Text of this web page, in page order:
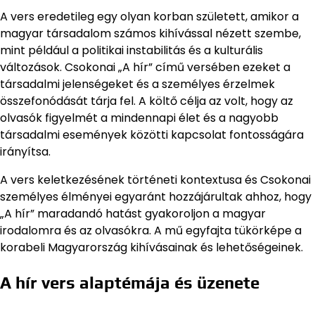
A vers eredetileg egy olyan korban született, amikor a
magyar társadalom számos kihívással nézett szembe,
mint például a politikai instabilitás és a kulturális
változások. Csokonai „A hír” című versében ezeket a
társadalmi jelenségeket és a személyes érzelmek
összefonódását tárja fel. A költő célja az volt, hogy az
olvasók figyelmét a mindennapi élet és a nagyobb
társadalmi események közötti kapcsolat fontosságára
irányítsa.
A vers keletkezésének történeti kontextusa és Csokonai
személyes élményei egyaránt hozzájárultak ahhoz, hogy
„A hír” maradandó hatást gyakoroljon a magyar
irodalomra és az olvasókra. A mű egyfajta tükörképe a
korabeli Magyarország kihívásainak és lehetőségeinek.
A hír vers alaptémája és üzenete